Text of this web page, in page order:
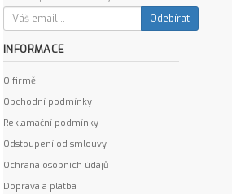
Odebírat
INFORMACE
O firmě
Obchodní podmínky
Reklamační podmínky
Odstoupení od smlouvy
Ochrana osobních údajů
Doprava a platba